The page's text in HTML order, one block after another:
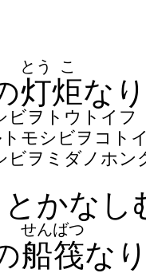
灯
とう
炬
こ
なり
ビヲトウトイフ
モシビヲコト
ビヲミダノホ
と​かなし
船筏
せんばつ
な